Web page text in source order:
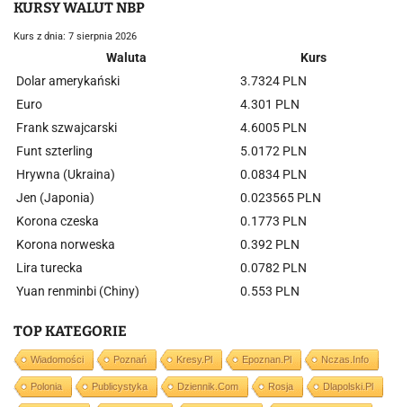
KURSY WALUT NBP
Kurs z dnia: 7 sierpnia 2026
Waluta
Kurs
Dolar amerykański
3.7324 PLN
Euro
4.301 PLN
Frank szwajcarski
4.6005 PLN
Funt szterling
5.0172 PLN
Hrywna (Ukraina)
0.0834 PLN
Jen (Japonia)
0.023565 PLN
Korona czeska
0.1773 PLN
Korona norweska
0.392 PLN
Lira turecka
0.0782 PLN
Yuan renminbi (Chiny)
0.553 PLN
TOP KATEGORIE
Wiadomości Poznań Kresy.pl Epoznan.pl Nczas.info
Polonia Publicystyka Dziennik.com Rosja Dlapolski.pl